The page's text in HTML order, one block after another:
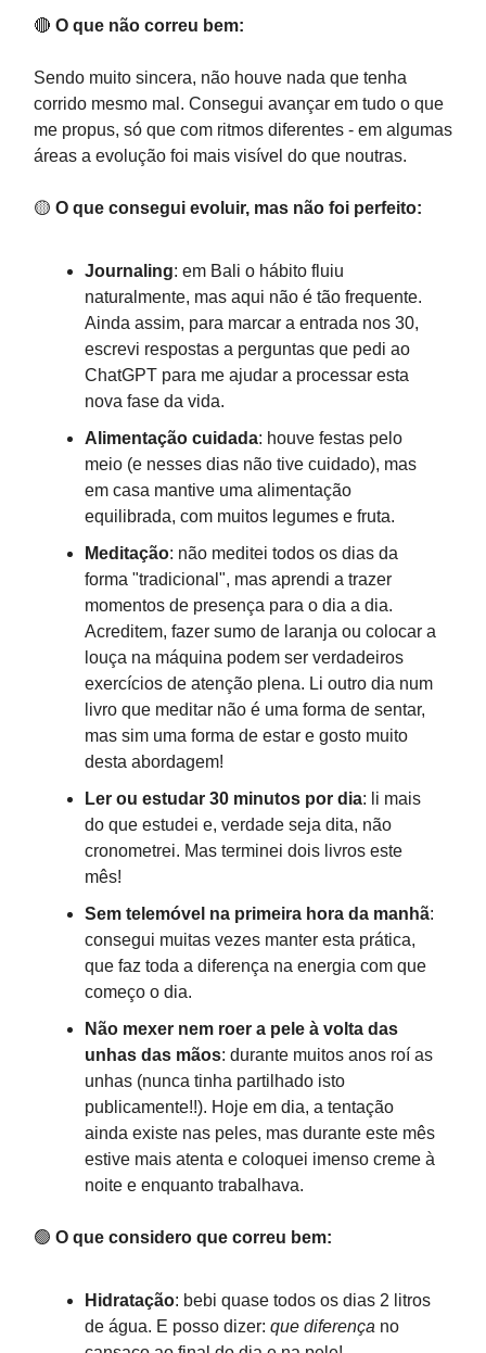
🔴 O que não correu bem:
Sendo muito sincera, não houve nada que tenha
corrido mesmo mal. Consegui avançar em tudo o que
me propus, só que com ritmos diferentes - em algumas
áreas a evolução foi mais visível do que noutras.
🟡 O que consegui evoluir, mas não foi perfeito:
Journaling: em Bali o hábito fluiu
naturalmente, mas aqui não é tão frequente.
Ainda assim, para marcar a entrada nos 30,
escrevi respostas a perguntas que pedi ao
ChatGPT para me ajudar a processar esta
nova fase da vida.
Alimentação cuidada: houve festas pelo
meio (e nesses dias não tive cuidado), mas
em casa mantive uma alimentação
equilibrada, com muitos legumes e fruta.
Meditação: não meditei todos os dias da
forma "tradicional", mas aprendi a trazer
momentos de presença para o dia a dia.
Acreditem, fazer sumo de laranja ou colocar a
louça na máquina podem ser verdadeiros
exercícios de atenção plena. Li outro dia num
livro que meditar não é uma forma de sentar,
mas sim uma forma de estar e gosto muito
desta abordagem!
Ler ou estudar 30 minutos por dia: li mais
do que estudei e, verdade seja dita, não
cronometrei. Mas terminei dois livros este
mês!
Sem telemóvel na primeira hora da manhã:
consegui muitas vezes manter esta prática,
que faz toda a diferença na energia com que
começo o dia.
Não mexer nem roer a pele à volta das
unhas das mãos: durante muitos anos roí as
unhas (nunca tinha partilhado isto
publicamente!!). Hoje em dia, a tentação
ainda existe nas peles, mas durante este mês
estive mais atenta e coloquei imenso creme à
noite e enquanto trabalhava.
🟢 O que considero que correu bem:
Hidratação: bebi quase todos os dias 2 litros
de água. E posso dizer: que diferença no